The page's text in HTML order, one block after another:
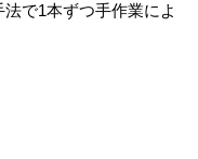
で1本ずつ手作業によ